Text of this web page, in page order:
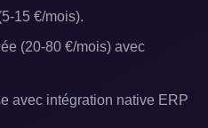
15 €/mois).
(20-80 €/mois) avec
avec intégration native ERP